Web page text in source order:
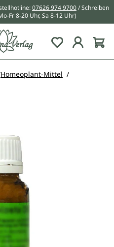
07626 974 9700/ Schreiben
Fr 8-20 Uhr, Sa 8-12 Uhr)
Du hast 0
Homeoplant-Mittel